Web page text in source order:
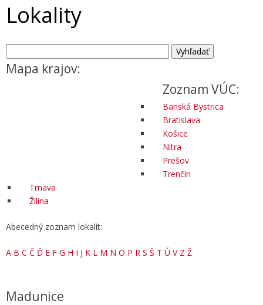
Lokality
Mapa krajov:
Zoznam VÚC:
Banská Bystrica
Bratislava
Košice
Nitra
Prešov
Trenčín
Trnava
Žilina
Abecedný zoznam lokalít:
A B C Č Ď E F G H I J K L M N O P R S Š T Ú V Z Ž
Madunice